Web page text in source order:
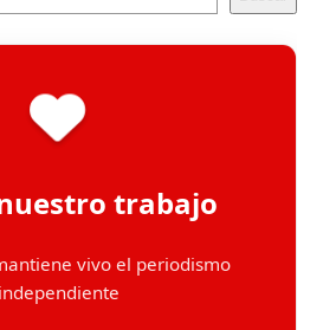
trabajo
vivo el periodismo
independiente